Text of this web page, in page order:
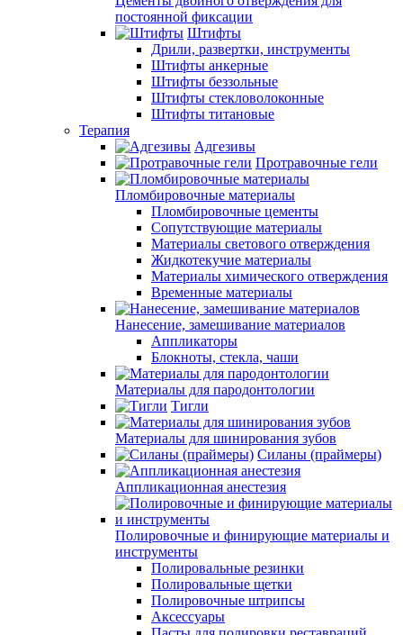
постоянной фиксации
Штифты
Дрили, развертки, инструменты
Штифты анкерные
Штифты беззольные
Штифты стекловолоконные
Штифты титановые
Терапия
Адгезивы
Протравочные гели
Пломбировочные материалы
Пломбировочные цементы
Сопутствующие материалы
Материалы светового отверждения
Жидкотекучие материалы
Материалы химического отверждения
Временные материалы
Нанесение, замешивание материалов
Аппликаторы
Блокноты, стекла, чаши
Материалы для пародонтологии
Тигли
Материалы для шинирования зубов
Силаны (праймеры)
Аппликационная анестезия
Полировочные и финирующие материалы и
инструменты
Полировальные резинки
Полировальные щетки
Полировочные штрипсы
Аксессуары